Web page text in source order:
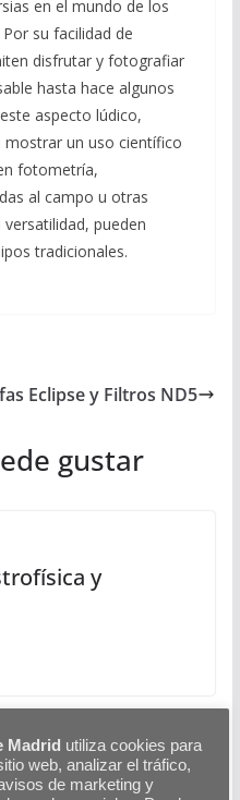
en el mundo de los
su facilidad de
disfrutar y fotografiar
hasta hace algunos
aspecto lúdico,
un uso científico
fotometría,
al campo u otras
pueden
tradicionales.
Eclipse y Filtros ND5
gustar
y
Espacial I
Madrid utiliza cookies para
web, analizar el tráfico,
de marketing y